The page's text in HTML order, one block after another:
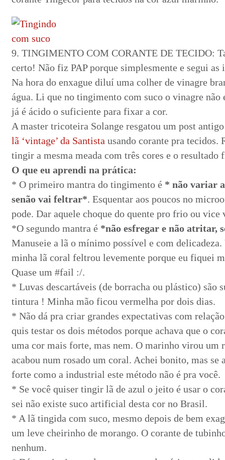
9. TINGIMENTO COM CORANTE DE TECIDO:
certo! Não fiz PAP porque simplesmente e segui as
Na hora do enxague diluí uma colher de vinagre
água. Li que no tingimento com suco o vinagre não
já é ácido o suficiente para fixar a cor.
A master tricoteira Solange resgatou um post
lã ‘vintage’ da Santista usando corante pra tecidos.
tingir a mesma meada com três cores e o
O que eu aprendi na prática:
* O primeiro mantra do tingimento é * não variar
senão vai feltrar*. Esquentar aos poucos no
pode. Dar aquele choque do quente pro frio ou vice
*O segundo mantra é *não esfregar e não atritar,
Manuseie a lã o mínimo possível e com delicadeza.
minha lã coral feltrou levemente porque eu fiquei
Quase um #fail :/.
* Luvas descartáveis (de borracha ou plástico) são
tintura ! Minha mão ficou vermelha por dois dias.
* Não dá pra criar grandes expectativas com
quis testar os dois métodos porque achava que o
uma cor mais forte, mas nem. O marinho virou um
acabou num rosado um coral. Achei bonito, mas se
forte como a industrial este método não é pra você.
* Se você quiser tingir lã de azul o jeito é usar o
sei não existe suco artificial desta cor no Brasil.
* A lã tingida com suco, mesmo depois de bem
um leve cheirinho de morango. O corante de
nenhum.